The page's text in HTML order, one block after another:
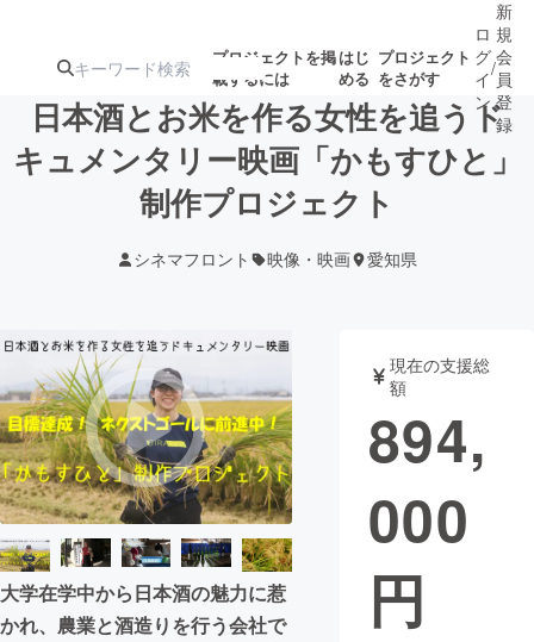
プロジェクトを掲
載するには
はじ
める
プロジェクト
をさがす
注目のリ 注目の新着プロ募集終了が近いプ
テクノロジー・ガジェット
映像・映画 書籍・雑誌
ビジネス・起業 チャレンジ
まちづくり・地域活性化
ロ
グ
イ
ン
/
新
規
会
員
登
録
日本酒とお米を作る女性を追うド
キュメンタリー映画「かもすひと」
制作プロジェクト
シネマフロント 映像・映画 愛知県
大学在学中から日本酒の魅力に惹
かれ、農業と酒造りを行う会社で
現在の支援総
額
894,
000
円